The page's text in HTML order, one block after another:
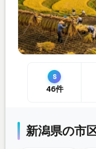
S
46件
新潟県の市